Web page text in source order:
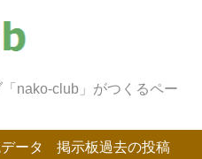
nako-club」がつくるペー
ータ 掲示板過去の投稿